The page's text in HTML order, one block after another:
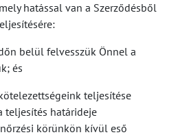
hatással van a Szerződésből
belül felvesszük Önnel a
és
teljesítése
teljesítés határideje
körünkön kívül eső